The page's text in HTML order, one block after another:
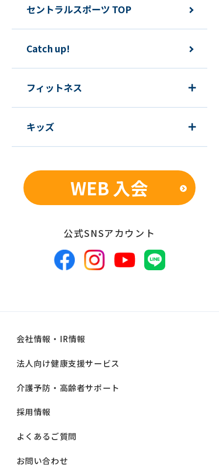
ご利用上の諸連絡や利用状況の確認の
む）等、新商品・サービスの立案・開
発・実施のため
新商品・サービスやイベント情報を含
個人を特定できないよう加工したうえ
での統計的なデータの作成、活用、公
■個人情報の管理
報は、適切かつ慎重に管理し、漏洩、改
ざん、紛失等がないよう適正な管理に努
めます。当社において安全管理のために
講じている措置の内容については、本プ
■個人情報の開示
当社は、お客様からお預かりした個人情
報は、正当な理由がある場合を除き、ご
しません。ただし、法令により当社がお
る場合、あらかじめ当社との間で秘密保
持契約を締結している業務委託先、およ
セントラルスポーツ TOP
Catch up!
フィットネス
キッズ
WEB 入会
公式SNSアカウント
会社情報・IR情報
法人向け健康支援サービス
介護予防・高齢者サポート
採用情報
よくあるご質問
お問い合わせ